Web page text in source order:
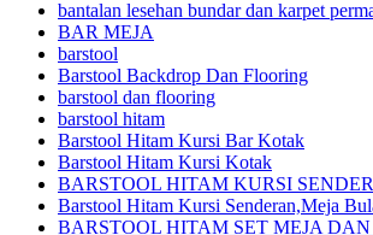
bantalan lesehan bundar dan karpet
BAR MEJA
barstool
Barstool Backdrop Dan Flooring
barstool dan flooring
barstool hitam
Barstool Hitam Kursi Bar Kotak
Barstool Hitam Kursi Kotak
BARSTOOL HITAM KURSI
Barstool Hitam Kursi Senderan,Meja
BARSTOOL HITAM SET MEJA